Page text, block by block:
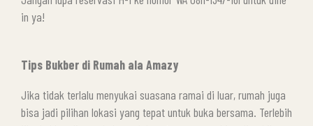
in ya!
Tips Bukber di Rumah ala Amazy
Jika tidak terlalu menyukai suasana ramai di luar, rumah juga
bisa jadi pilihan lokasi yang tepat untuk buka bersama. Terlebih